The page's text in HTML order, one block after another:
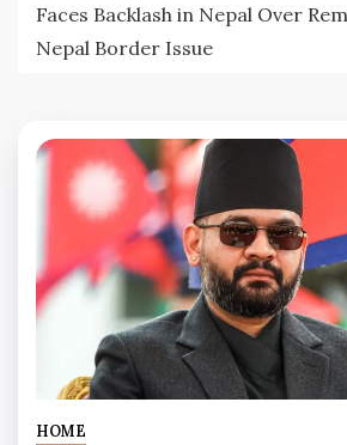
Faces Backlash in Nepal Over
Nepal Border Issue
HOME